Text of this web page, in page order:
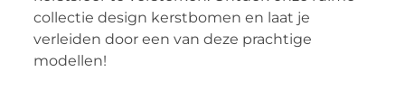
collectie design kerstbomen en laat je
verleiden door een van deze prachtige
modellen!